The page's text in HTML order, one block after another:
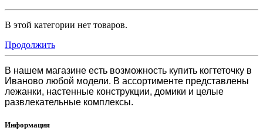
В этой категории нет товаров.
Продолжить
В нашем магазине есть возможность купить когтеточку в
Иваново любой модели. В ассортименте представлены
лежанки, настенные конструкции, домики и целые
развлекательные комплексы.
Информация